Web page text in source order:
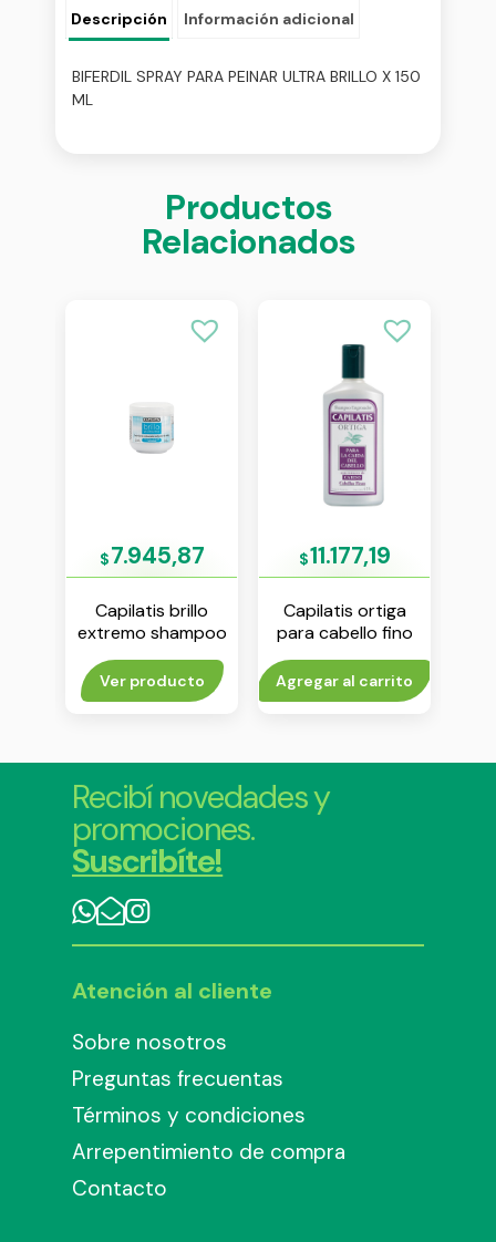
Descripción Información adicional
BIFERDIL SPRAY PARA PEINAR ULTRA BRILLO X 150
ML
Productos
Relacionados
$7.945,87
Capilatis brillo
extremo shampoo
x 200 ml
Ver producto
$11.177,19
Capilatis ortiga
para cabello fino
shampoo x 410 ml
Agregar al carrito
Recibí novedades y
promociones.
Suscribíte!
Atención al cliente
Sobre nosotros
Preguntas frecuentas
Términos y condiciones
Arrepentimiento de compra
Contacto